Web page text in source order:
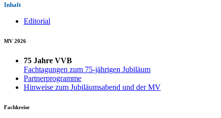
Inhalt
Editorial
MV 2026
75 Jahre VVB
Fachtagungen zum 75-jährigen Jubiläum
Partnerprogramme
Hinweise zum Jubiläumsabend und der MV
Fachkreise